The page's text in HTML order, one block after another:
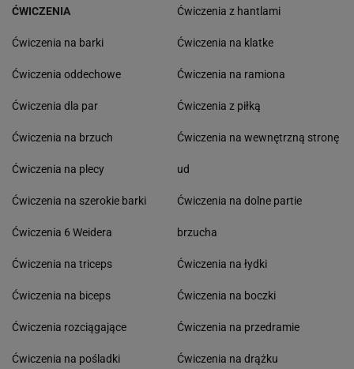
ĆWICZENIA
Ćwiczenia na barki
Ćwiczenia oddechowe
Ćwiczenia dla par
Ćwiczenia na brzuch
Ćwiczenia na plecy
Ćwiczenia na szerokie barki
Ćwiczenia 6 Weidera
Ćwiczenia na triceps
Ćwiczenia na biceps
Ćwiczenia rozciągające
Ćwiczenia na pośladki
Ćwiczenia z hantlami
Ćwiczenia na klatke
Ćwiczenia na ramiona
Ćwiczenia z piłką
Ćwiczenia na wewnętrzną stronę
ud
Ćwiczenia na dolne partie
brzucha
Ćwiczenia na łydki
Ćwiczenia na boczki
Ćwiczenia na przedramie
Ćwiczenia na drążku